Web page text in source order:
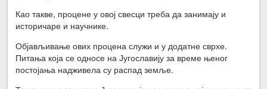
Као такве, процене у овој свесци треба да занимају и
историчаре и научнике.
Објављивање ових процена служи и у додатне сврхе.
Питања која се односе на Југославију за време њеног
постојања надживела су распад земље.